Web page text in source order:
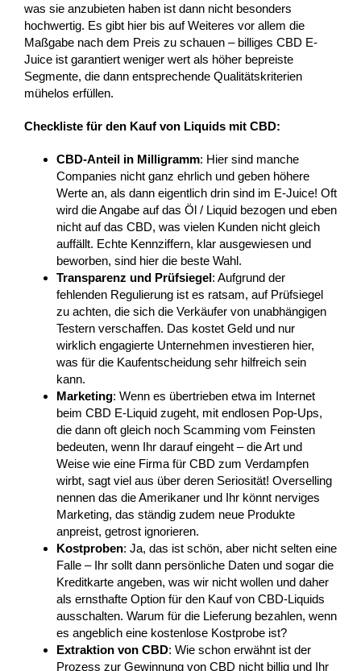
was sie anzubieten haben ist dann nicht besonders
hochwertig. Es gibt hier bis auf Weiteres vor allem die
Maßgabe nach dem Preis zu schauen – billiges CBD E-
Juice ist garantiert weniger wert als höher bepreiste
Segmente, die dann entsprechende Qualitätskriterien
mühelos erfüllen.
Checkliste für den Kauf von Liquids mit CBD:
CBD-Anteil in Milligramm: Hier sind manche
Companies nicht ganz ehrlich und geben höhere
Werte an, als dann eigentlich drin sind im E-Juice! Oft
wird die Angabe auf das Öl / Liquid bezogen und eben
nicht auf das CBD, was vielen Kunden nicht gleich
auffällt. Echte Kennziffern, klar ausgewiesen und
beworben, sind hier die beste Wahl.
Transparenz und Prüfsiegel: Aufgrund der
fehlenden Regulierung ist es ratsam, auf Prüfsiegel
zu achten, die sich die Verkäufer von unabhängigen
Testern verschaffen. Das kostet Geld und nur
wirklich engagierte Unternehmen investieren hier,
was für die Kaufentscheidung sehr hilfreich sein
kann.
Marketing: Wenn es übertrieben etwa im Internet
beim CBD E-Liquid zugeht, mit endlosen Pop-Ups,
die dann oft gleich noch Scamming vom Feinsten
bedeuten, wenn Ihr darauf eingeht – die Art und
Weise wie eine Firma für CBD zum Verdampfen
wirbt, sagt viel aus über deren Seriosität! Overselling
nennen das die Amerikaner und Ihr könnt nerviges
Marketing, das ständig zudem neue Produkte
anpreist, getrost ignorieren.
Kostproben: Ja, das ist schön, aber nicht selten eine
Falle – Ihr sollt dann persönliche Daten und sogar die
Kreditkarte angeben, was wir nicht wollen und daher
als ernsthafte Option für den Kauf von CBD-Liquids
ausschalten. Warum für die Lieferung bezahlen, wenn
es angeblich eine kostenlose Kostprobe ist?
Extraktion von CBD: Wie schon erwähnt ist der
Prozess zur Gewinnung von CBD nicht billig und Ihr